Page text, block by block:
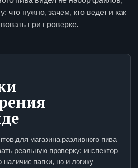
что нужно, зачем, кто ведет и как
при проверке.
для магазина разливного пива
реальную проверку: инспектор
наличие папки, но и логику